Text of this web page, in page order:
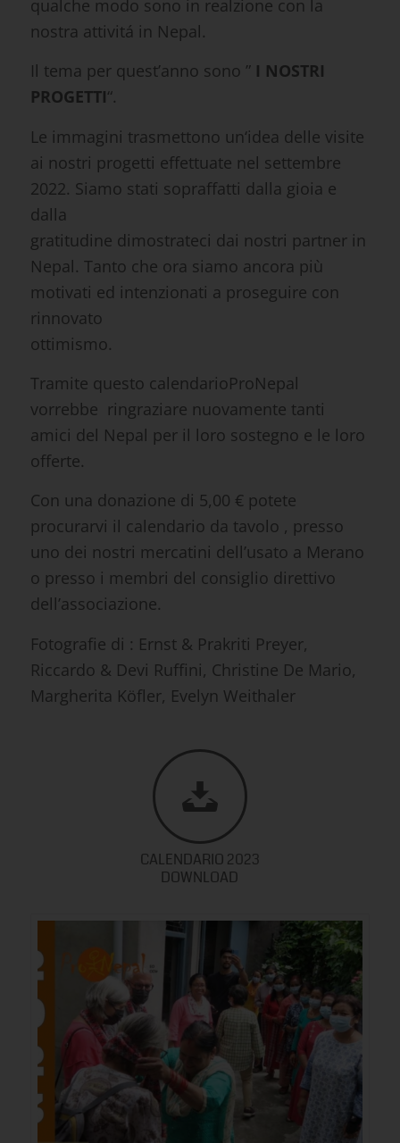
qualche modo sono in realzione con la
nostra attivitá in Nepal.
Il tema per quest’anno sono ” I NOSTRI
PROGETTI“.
Le immagini trasmettono un‘idea delle visite
ai nostri progetti effettuate nel settembre
2022. Siamo stati sopraffatti dalla gioia e
dalla
gratitudine dimostrateci dai nostri partner in
Nepal. Tanto che ora siamo ancora più
motivati ed intenzionati a proseguire con
rinnovato
ottimismo.
Tramite questo calendarioProNepal
vorrebbe ringraziare nuovamente tanti
amici del Nepal per il loro sostegno e le loro
offerte.
Con una donazione di 5,00 € potete
procurarvi il calendario da tavolo , presso
uno dei nostri mercatini dell’usato a Merano
o presso i membri del consiglio direttivo
dell’associazione.
Fotografie di : Ernst & Prakriti Preyer,
Riccardo & Devi Ruffini, Christine De Mario,
Margherita Köfler, Evelyn Weithaler
CALENDARIO 2023
DOWNLOAD